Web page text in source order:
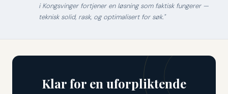
i Kongsvinger fortjener en løsning som faktisk fungerer —
teknisk solid, rask, og optimalisert for søk."
Klar for en uforpliktende